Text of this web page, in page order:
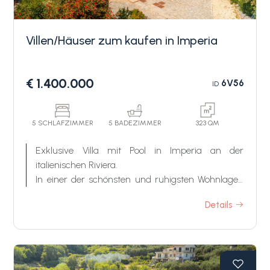
Villen/Häuser zum kaufen in Imperia
€ 1.400.000 ID6V56
5 SCHLAFZIMMER 5 BADEZIMMER 323 QM
Exklusive Villa mit Pool in Imperia an der
italienischen Riviera.
In einer der schönsten und ruhigsten Wohnlagen
entfernt, befindet sich „Villa Petra" – eine
moderne Eleganz und absolute Privatsphäre
vereint.
Details
Schlafzimmer
2